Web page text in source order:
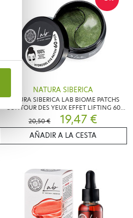
NATURA SIBERICA
NATURA SIBERICA LAB BIOME PATCHS
CONTOUR DES YEUX EFFET LIFTING 60
PATCHS
20,50 € 19,47 €
AÑADIR A LA CESTA